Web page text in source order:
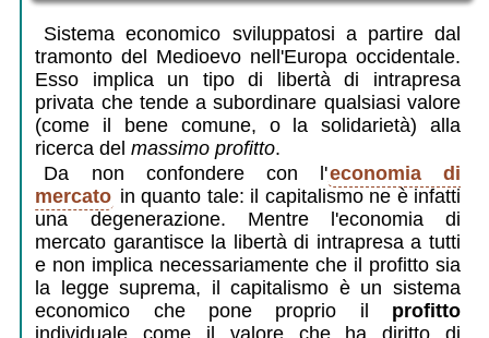
Sistema economico sviluppatosi a partire dal
tramonto del Medioevo nell'Europa occidentale.
Esso implica un tipo di libertà di intrapresa
privata che tende a subordinare qualsiasi valore
(come il bene comune, o la solidarietà) alla
ricerca delmassimo profitto.
Da non confondere con l'economia di
mercato in quanto tale: il capitalismo ne è infatti
una degenerazione. Mentre l'economia di
mercato garantisce la libertà di intrapresa a tutti
e non implica necessariamente che il profitto sia
la legge suprema, il capitalismo è un sistema
economico che pone proprio il profitto
individuale come il valore che ha diritto di